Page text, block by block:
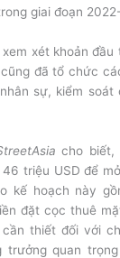
giai đoạn
xét khoản
đã tổ chức
sự, kiểm soát
cho biết,
triệu USD để
kế hoạch này
đặt cọc thuê
thiết đối với
trưởng quan